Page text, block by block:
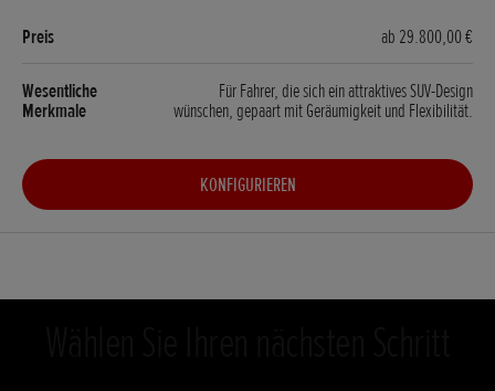
ab 29.800,00 €
Für Fahrer, die sich ein attraktives SUV-Design
wünschen, gepaart mit Geräumigkeit und Flexibilität.
KONFIGURIEREN